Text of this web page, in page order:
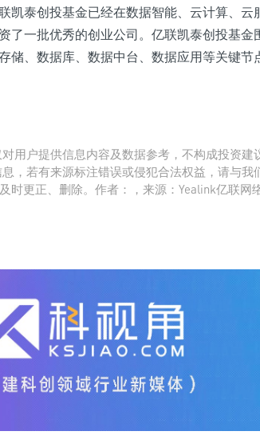
凯泰创投基金已经在数据智能、云计算、
了一批优秀的创业公司。亿联凯泰创投基金
储、数据库、数据中台、数据应用等关键节
用户提供信息内容及数据参考，不构成投资建
，若有来源标注错误或侵犯合法权益，请与我
时更正、删除。作者：，来源：Yealink亿联网